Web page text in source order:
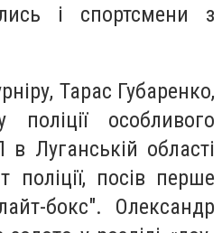
і спортсмени з
Тарас Губаренко,
поліції особливого
Луганській області
поліції, посів перше
бокс". Олександр